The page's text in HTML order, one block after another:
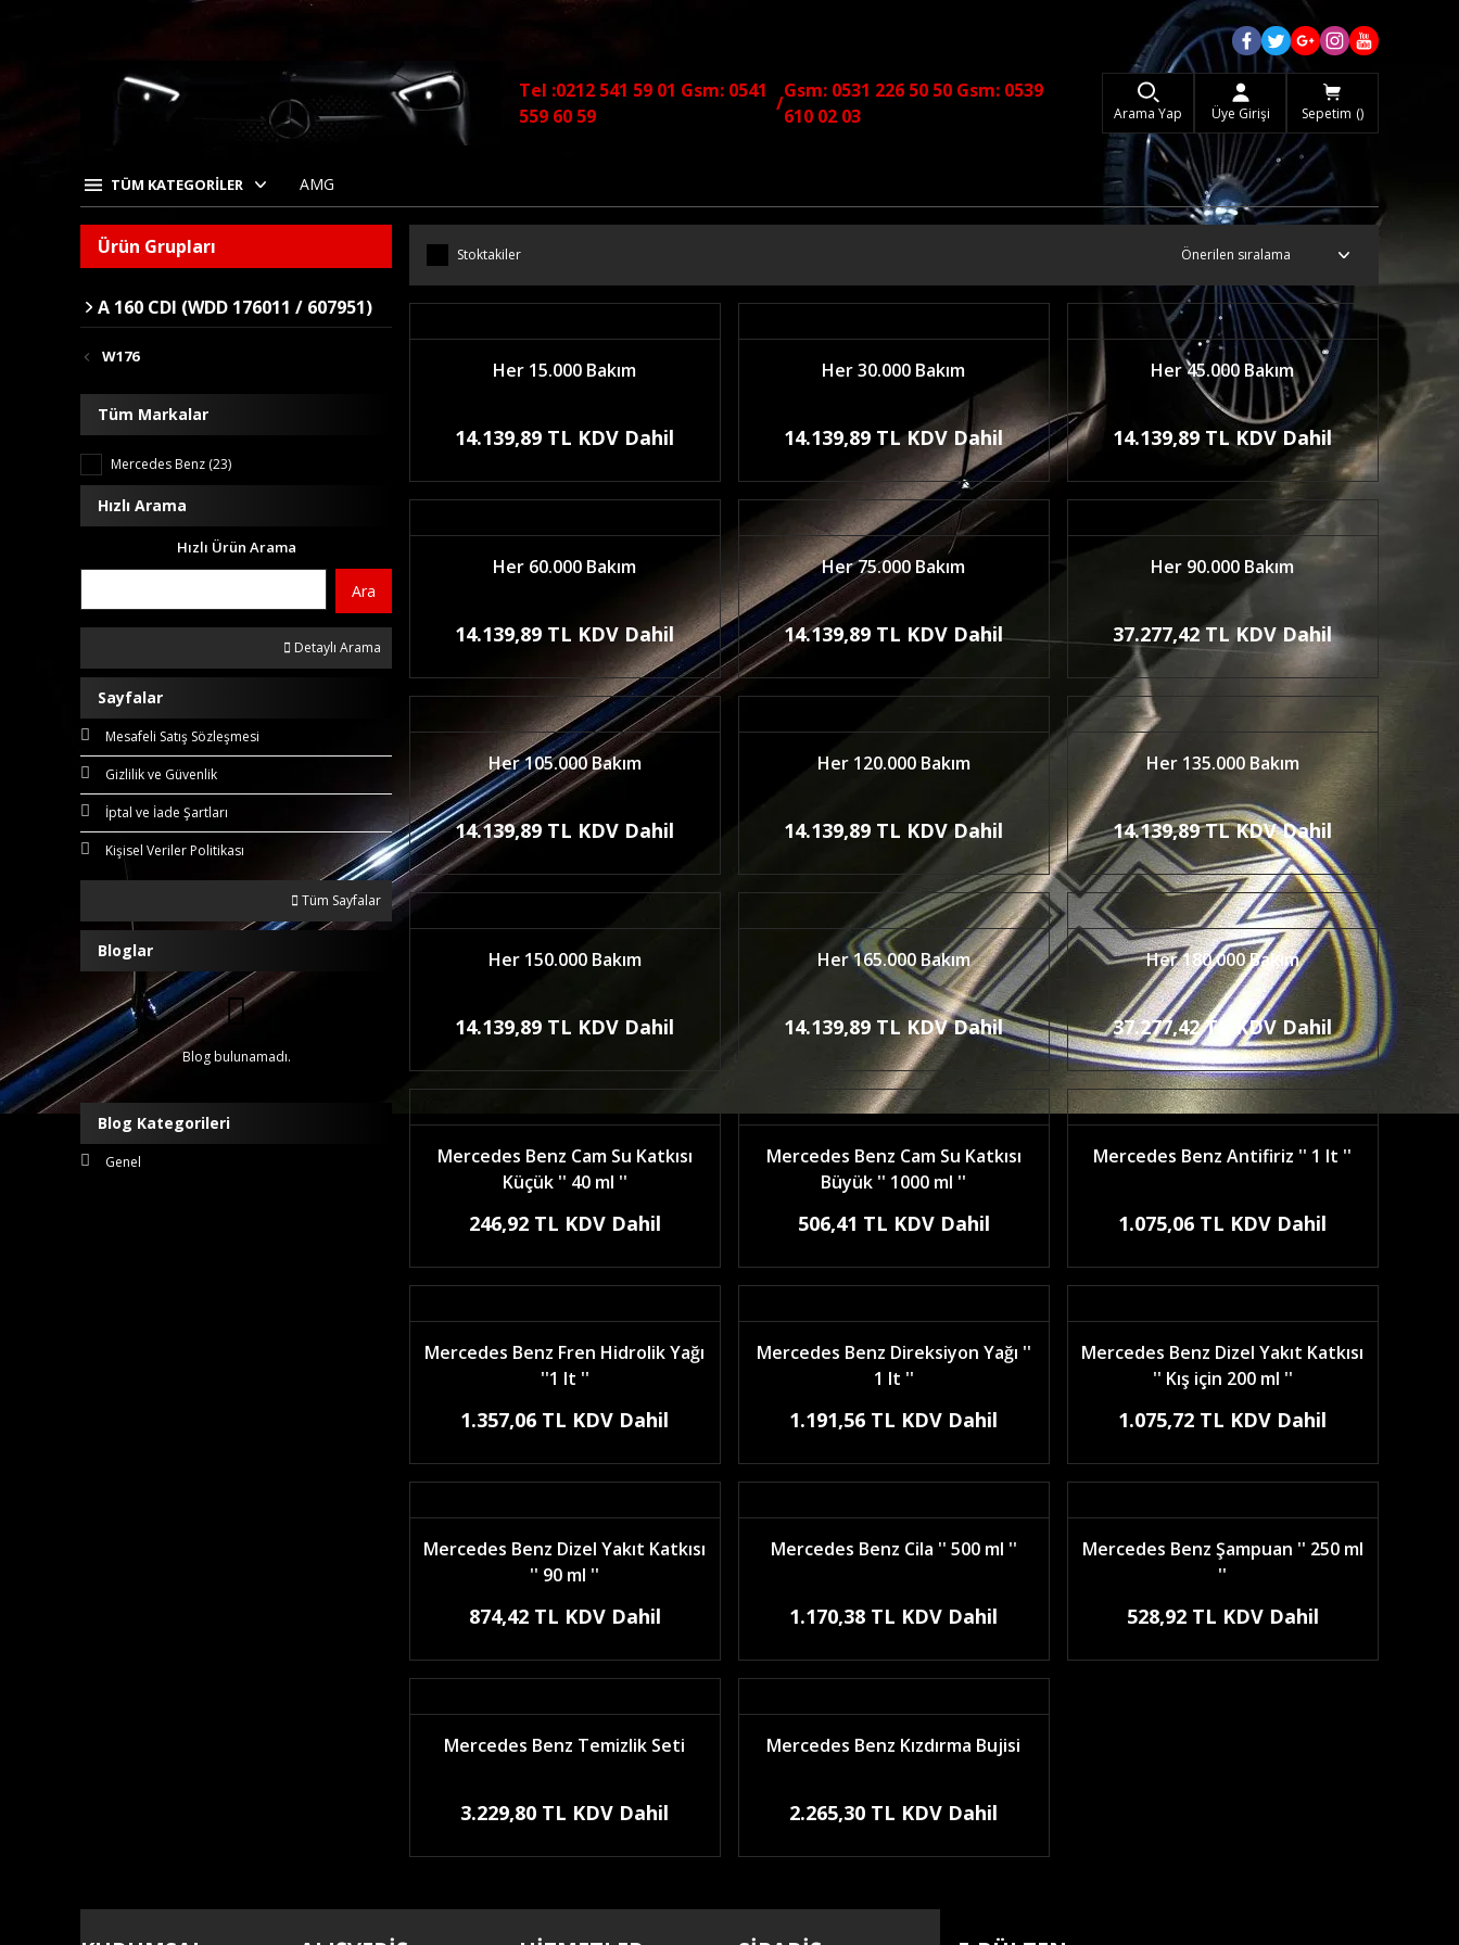
Tel :0212 541 59 01 Gsm: 0541
559 60 59
/
Gsm: 0531 226 50 50 Gsm: 0539
610 02 03
Arama Yap Üye Girişi Sepetim
TÜM KATEGORİLER AMG
Ürün Grupları
A 160 CDI (WDD 176011 / 607951)
W176
Tüm Markalar
Mercedes Benz (23)
Hızlı Arama
Hızlı Ürün Arama
Ara
Detaylı Arama
Sayfalar
Mesafeli Satış Sözleşmesi
Gizlilik ve Güvenlik
İptal ve İade Şartları
Kişisel Veriler Politikası
Tüm Sayfalar
Bloglar
Blog bulunamadı.
Blog Kategorileri
Genel
Stoktakiler
Her 15.000 Bakım
14.139,89 TL KDV Dahil
Her 30.000 Bakım
14.139,89 TL KDV Dahil
Her 45.000 Bakım
14.139,89 TL KDV Dahil
Her 60.000 Bakım
14.139,89 TL KDV Dahil
Her 75.000 Bakım
14.139,89 TL KDV Dahil
Her 90.000 Bakım
37.277,42 TL KDV Dahil
Her 105.000 Bakım
14.139,89 TL KDV Dahil
Her 120.000 Bakım
14.139,89 TL KDV Dahil
Her 135.000 Bakım
14.139,89 TL KDV Dahil
Her 150.000 Bakım
14.139,89 TL KDV Dahil
Her 165.000 Bakım
14.139,89 TL KDV Dahil
Her 180.000 Bakım
37.277,42 TL KDV Dahil
Mercedes Benz Cam Su Katkısı
Küçük '' 40 ml ''
246,92 TL KDV Dahil
Mercedes Benz Cam Su Katkısı
Büyük '' 1000 ml ''
506,41 TL KDV Dahil
Mercedes Benz Antifiriz '' 1 lt ''
1.075,06 TL KDV Dahil
Mercedes Benz Fren Hidrolik Yağı
''1 lt ''
1.357,06 TL KDV Dahil
Mercedes Benz Direksiyon Yağı ''
1 lt ''
1.191,56 TL KDV Dahil
Mercedes Benz Dizel Yakıt Katkısı
'' Kış için 200 ml ''
1.075,72 TL KDV Dahil
Mercedes Benz Dizel Yakıt Katkısı
'' 90 ml ''
874,42 TL KDV Dahil
Mercedes Benz Cila '' 500 ml ''
1.170,38 TL KDV Dahil
Mercedes Benz Şampuan '' 250 ml
''
528,92 TL KDV Dahil
Mercedes Benz Temizlik Seti
3.229,80 TL KDV Dahil
Mercedes Benz Kızdırma Bujisi
2.265,30 TL KDV Dahil